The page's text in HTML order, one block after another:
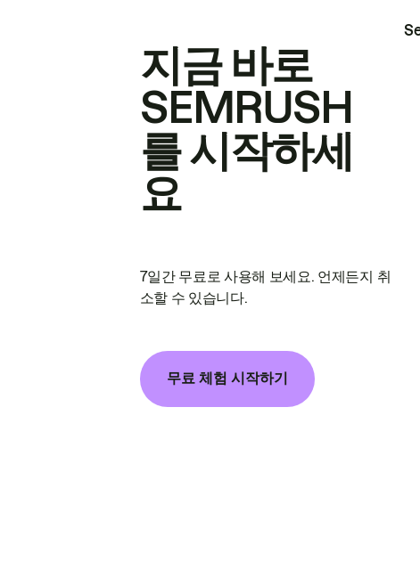
지금 바로
SEMRUSH
를 시작하세
요
7일간 무료로 사용해 보세요. 언제든지 취
소할 수 있습니다.
무료 체험 시작하기